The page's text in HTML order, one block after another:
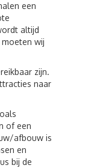
een
altijd
wij
zijn.
naar
of een
afbouw is
en
bij de